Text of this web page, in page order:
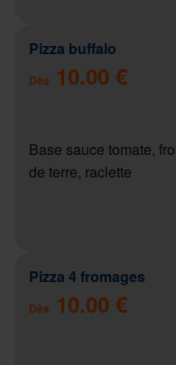
Pizza buffalo
Dès 10.00 €
Base sauce tomate,
de terre, raclette
Pizza 4 fromages
Dès 10.00 €